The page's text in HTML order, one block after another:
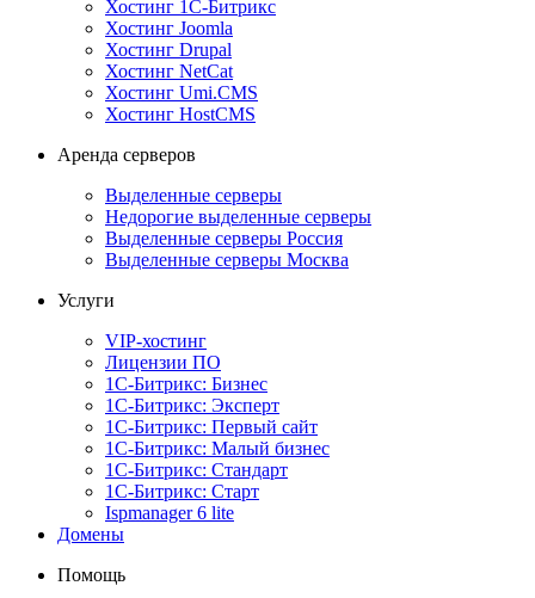
Хостинг 1С-Битрикс
Хостинг Joomla
Хостинг Drupal
Хостинг NetCat
Хостинг Umi.CMS
Хостинг HostCMS
Аренда серверов
Выделенные серверы
Недорогие выделенные серверы
Выделенные серверы Россия
Выделенные серверы Москва
Услуги
VIP-хостинг
Лицензии ПО
1С-Битрикс: Бизнес
1С-Битрикс: Эксперт
1С-Битрикс: Первый сайт
1С-Битрикс: Малый бизнес
1С-Битрикс: Стандарт
1С-Битрикс: Старт
Ispmanager 6 lite
Домены
Помощь